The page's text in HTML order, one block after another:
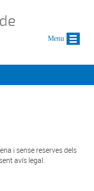
i sense reserves dels
avís legal.
Menu